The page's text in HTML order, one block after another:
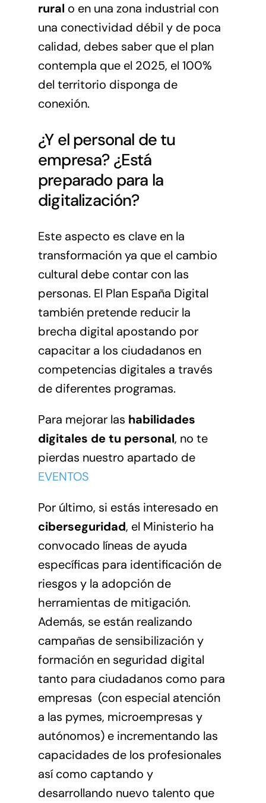
rural o en una zona industrial con
una conectividad débil y de poca
calidad, debes saber que el plan
contempla que el 2025, el 100%
del territorio disponga de
conexión.
¿Y el personal de tu
empresa? ¿Está
preparado para la
digitalización?
Este aspecto es clave en la
transformación ya que el cambio
cultural debe contar con las
personas. El Plan España Digital
también pretende reducir la
brecha digital apostando por
capacitar a los ciudadanos en
competencias digitales a través
de diferentes programas.
Para mejorar las habilidades
digitales de tu personal, no te
pierdas nuestro apartado de
EVENTOS
Por último, si estás interesado en
ciberseguridad, el Ministerio ha
convocado líneas de ayuda
específicas para identificación de
riesgos y la adopción de
herramientas de mitigación.
Además, se están realizando
campañas de sensibilización y
formación en seguridad digital
tanto para ciudadanos como para
empresas (con especial atención
a las pymes, microempresas y
autónomos) e incrementando las
capacidades de los profesionales
así como captando y
desarrollando nuevo talento que